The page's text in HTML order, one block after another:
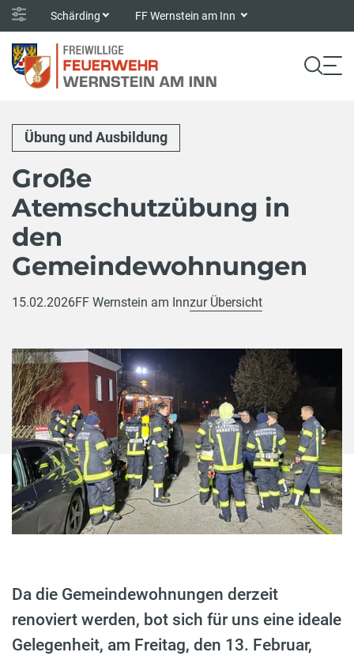
Schärding FF Wernstein am Inn
Übung und Ausbildung
Große
Atemschutzübung in
den
Gemeindewohnungen
15.02.2026FF Wernstein am Innzur Übersicht
Da die Gemeindewohnungen derzeit
renoviert werden, bot sich für uns eine ideale
Gelegenheit, am Freitag, den 13. Februar,